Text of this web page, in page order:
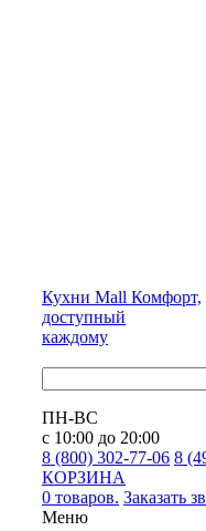
Кухни Mall Комфорт,
доступный
каждому
ПН-ВС
с 10:00 до 20:00
8 (800) 302-77-06 8
КОРЗИНА
0 товаров. Заказать
Меню